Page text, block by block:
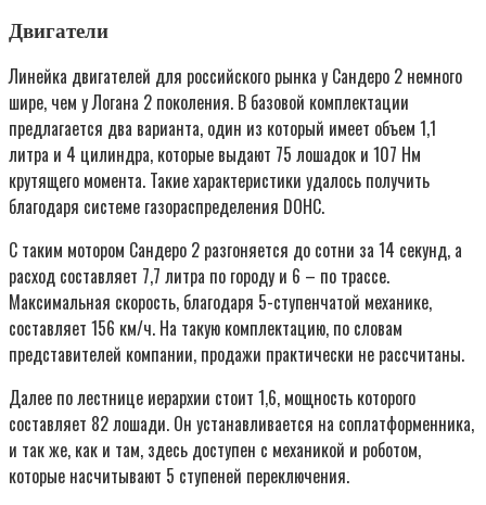
Двигатели
Линейка двигателей для российского рынка у Сандеро 2 немного
шире, чем у Логана 2 поколения. В базовой комплектации
предлагается два варианта, один из который имеет объем 1,1
литра и 4 цилиндра, которые выдают 75 лошадок и 107 Нм
крутящего момента. Такие характеристики удалось получить
благодаря системе газораспределения DOHC.
С таким мотором Сандеро 2 разгоняется до сотни за 14 секунд, а
расход составляет 7,7 литра по городу и 6 – по трассе.
Максимальная скорость, благодаря 5-ступенчатой механике,
составляет 156 км/ч. На такую комплектацию, по словам
представителей компании, продажи практически не рассчитаны.
Далее по лестнице иерархии стоит 1,6, мощность которого
составляет 82 лошади. Он устанавливается на соплатформенника,
и так же, как и там, здесь доступен с механикой и роботом,
которые насчитывают 5 ступеней переключения.